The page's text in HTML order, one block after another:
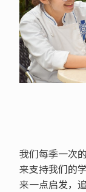
我们每季一次
来支持我们的
来一点启发，